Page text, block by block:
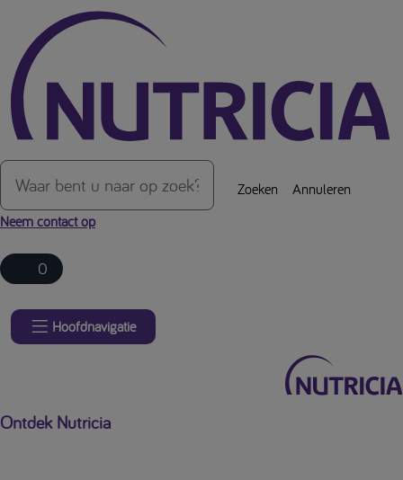
Over de inhoud van de pagina
Zoeken
Annuleren
Neem contact op
0
Hoofdnavigatie
Ontdek Nutricia